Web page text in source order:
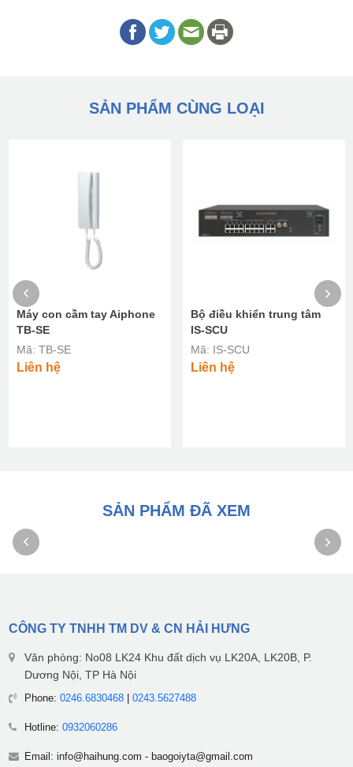
SẢN PHẨM CÙNG LOẠI
Máy con cầm tay Aiphone
TB-SE
Mã: TB-SE
Liên hệ
Bộ điều khiển trung tâm
IS-SCU
Mã: IS-SCU
Liên hệ
SẢN PHẨM ĐÃ XEM
CÔNG TY TNHH TM DV & CN HẢI HƯNG
Văn phòng: No08 LK24 Khu đất dịch vụ LK20A, LK20B, P.
Dương Nội, TP Hà Nội
Phone: 0246.6830468| 0243.5627488
Hotline: 0932060286
Email: info@haihung.com - baogoiyta@gmail.com